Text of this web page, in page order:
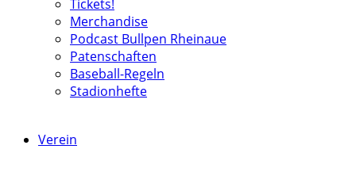
Tickets!
Merchandise
Podcast Bullpen Rheinaue
Patenschaften
Baseball-Regeln
Stadionhefte
Verein